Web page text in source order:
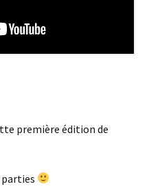
première édition de
parties